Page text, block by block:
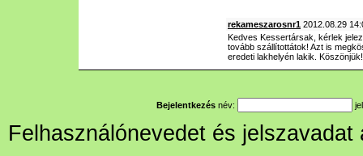
rekameszarosnr1 2012.08.29
Kedves Kessertársak, kérlek
tovább szállítottátok! Azt is
eredeti lakhelyén lakik.
Bejelentkezés név:
Felhasználónevedet és